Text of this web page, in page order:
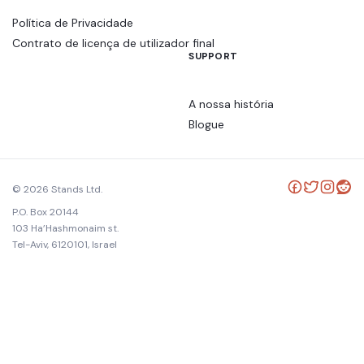
Política de Privacidade
Contrato de licença de utilizador final
SUPPORT
A nossa história
Blogue
© 2026 Stands Ltd.
P.O. Box 20144
103 Ha’Hashmonaim st.
Tel-Aviv, 6120101, Israel